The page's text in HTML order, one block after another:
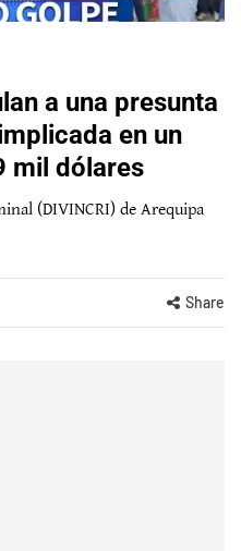
a una presunta
en un
mil dólares
(DIVINCRI) de Arequipa
Share